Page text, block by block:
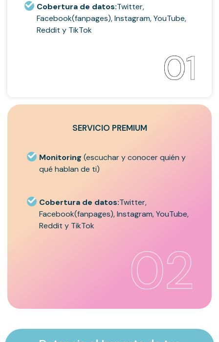
Cobertura de datos:Twitter,
Facebook(fanpages), Instagram, YouTube,
Reddit y TikTok
SERVICIO PREMIUM
Monitoring (escuchar y conocer quién y
qué hablan de ti)
Cobertura de datos:Twitter,
Facebook(fanpages), Instagram, YouTube,
Reddit y TikTok